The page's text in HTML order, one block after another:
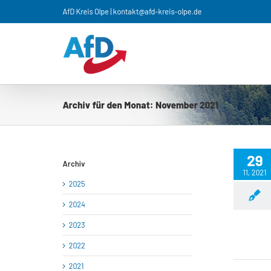
springen
AfD Kreis Olpe | kontakt@afd-kreis-olpe.de
Archiv für den Monat: November 2021
29
11, 2021
Archiv
2025
2024
2023
2022
2021